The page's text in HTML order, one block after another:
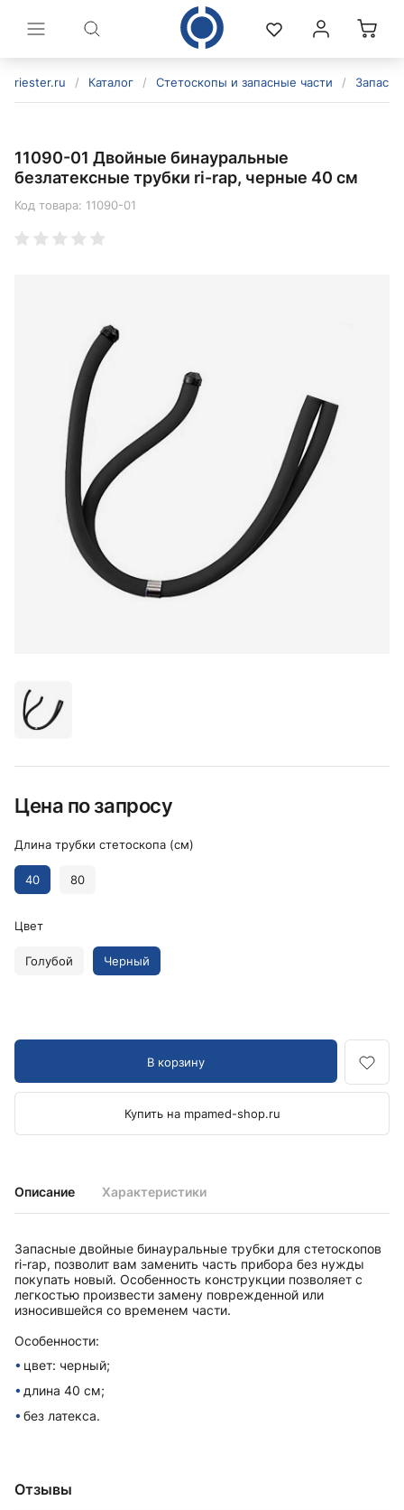
riester.ru / Каталог / Стетоскопы и запасные части /
Описание Характеристики
Запасные двойные бинауральные трубки для стетоскопов
ri-rap, позволит вам заменить часть прибора без нужды
покупать новый. Особенность конструкции позволяет с
легкостью произвести замену поврежденной или
износившейся со временем части.
Особенности:
цвет: черный;
длина 40 см;
без латекса.
Отзывы
11090-01 Двойные бинауральные
безлатексные трубки ri-rap, черные 40 см
Код товара: 11090-01
Цена по запросу
Длина трубки стетоскопа (см)
40 80
Цвет
Голубой Черный
В корзину
Купить на mpamed-shop.ru
политикой конфиденциальности